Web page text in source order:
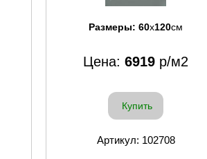
Размеры: 60x120см
Цена: 6919 р/м2
Купить
Артикул: 102708